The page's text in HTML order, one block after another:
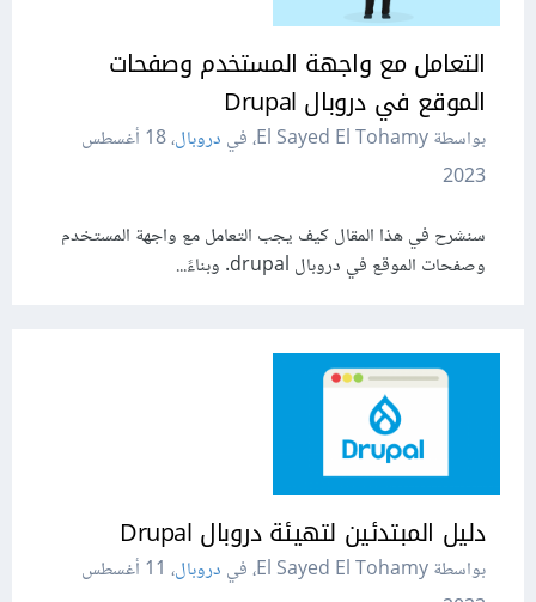
التعامل مع واجهة المستخدم وصفحات
الموقع في دروبال Drupal
بواسطة El Sayed El Tohamy، في دروبال،
18 أغسطس
2023
سنشرح في هذا المقال كيف يجب التعامل مع واجهة المستخدم
وصفحات الموقع في دروبال drupal. وبناءً...
دليل المبتدئين لتهيئة دروبال Drupal
بواسطة El Sayed El Tohamy، في دروبال،
11 أغسطس